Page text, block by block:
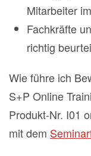
Mitarbeiter
Fachkräfte
richtig
Wie führe ich
S+P Online
Produkt-Nr. I01
mit dem